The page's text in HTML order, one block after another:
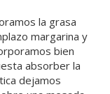
la grasa
margarina y
bien
absorber la
dejamos